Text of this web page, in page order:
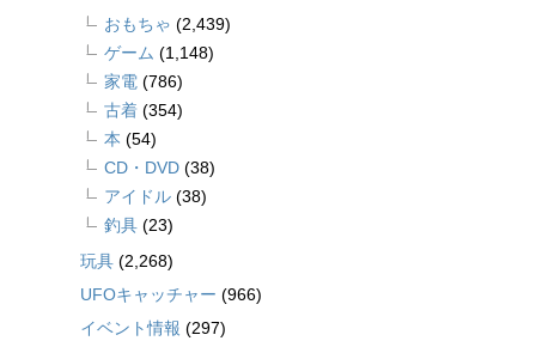
おもちゃ (2,439)
ゲーム (1,148)
家電 (786)
古着 (354)
本 (54)
CD・DVD (38)
アイドル (38)
釣具 (23)
玩具 (2,268)
UFOキャッチャー (966)
イベント情報 (297)